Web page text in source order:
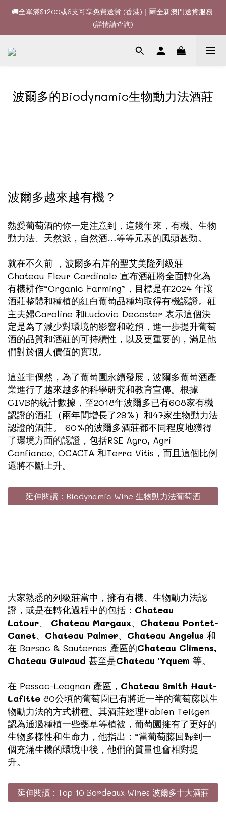
🚚全單滿$1200或6支可享免費送貨 (香港)｜🆕全新澳門送貨服務
(詳情請查詢)
(詳情請查詢)
🍷酒款、優惠經常更新，請時刻追蹤我地😊｜🤵👰Wine Couple
波爾多的Biodynamic生物動力法酒莊
波爾多越來越有機？
熱愛葡萄酒的你一定注意到，這幾年來，有機、生物
動力法、天然派，自然酒…等等元素的風頭甚勁。
就在不久前 ，波爾多右岸的聖艾美隆列級莊
Chateau Fleur Cardinale 宣布酒莊將全面轉化為
有機耕作“Organic Farming”，目標是在2024 年讓
酒莊整體和種植的紅白葡萄品種均取得有機認證。莊
主夫婦Caroline 和Ludovic Decoster 表示這個決
定是為了減少對環境的影響和乾預，進一步提升葡萄
酒的品質和酒莊的可持續性，以及更重要的，滿足他
們對於個人價值的實現。
這並非偶然，為了葡萄園永續發展，波爾多葡萄酒產
業進行了越來越多的科學研究和教育宣傳。根據
CIVB的統計數據，至2018年波爾多已有608家有機
認證的酒莊（兩年間增長了29%）和47家生物動力法
認證的酒莊。 60%的波爾多酒莊都不同程度地獲得
了環境方面的認證，包括RSE Agro, Agri
Confiance, OCACIA 和Terra Vitis，而且這個比例
還將不斷上升。
延伸閱讀：Biodynamic Wine 生物動力法葡萄酒
大家熟悉的列級莊當中，擁有有機、生物動力法認
證，或是在轉化過程中的包括： Chateau
Latour、 Chateau Margaux、 Chateau Pontet-
Canet、 Chateau Palmer、 Chateau Angelus 和
在 Barsac & Sauternes 產區的Chateau Climens,
Chateau Guiraud 甚至是Chateau 'Yquem 等。
在 Pessac-Leognan 產區， Chateau Smith Haut-
Lafitte 80公頃的葡萄園已有將近一半的葡萄藤以生
物動力法的方式耕種。其酒莊經理Fabien Teitgen
認為通過種植一些藥草等植被，葡萄園擁有了更好的
生物多樣性和生命力，他指出：“當葡萄藤回歸到一
個充滿生機的環境中後，他們的質量也會相對提
升。
延伸閱讀：Top 10 Bordeaux Wines 波爾多十大酒莊